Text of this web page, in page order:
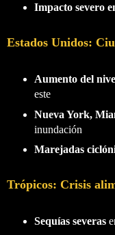
Impacto severo
Estados Unidos:
Aumento del
este
Nueva York,
inundación
Marejadas
Trópicos: Crisis
Sequías severas